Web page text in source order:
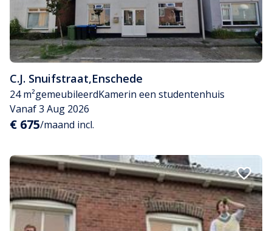
C.J. Snuifstraat,Enschede
24 m²gemeubileerdKamerin een studentenhuis
Vanaf 3 Aug 2026
€ 675/maand incl.